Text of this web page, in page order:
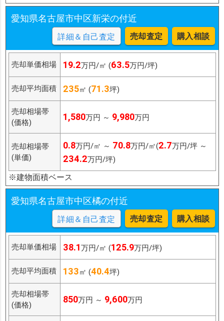
愛知県名古屋市中区新栄の付近
詳細＆自己査定 売却査定 購入相談
売却単価相場 19.2万円/㎡ (63.5万円/坪)
売却平均面積 235㎡ (71.3坪)
売却相場帯
(価格)
1,580万円 ～ 9,980万円
売却相場帯
(単価)
0.8万円/㎡ ～ 70.8万円/㎡(2.7万円/坪 ～
234.2万円/坪)
※建物面積ベース
愛知県名古屋市中区橘の付近
詳細＆自己査定 売却査定 購入相談
売却単価相場 38.1万円/㎡ (125.9万円/坪)
売却平均面積 133㎡ (40.4坪)
売却相場帯
(価格)
850万円 ～ 9,600万円